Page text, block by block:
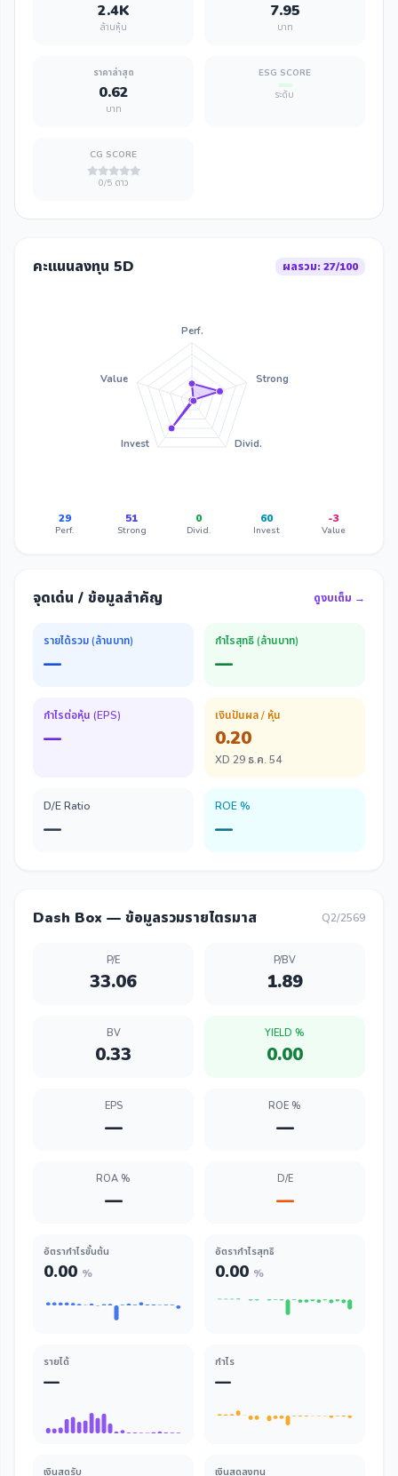
2.4K
ล้านหุ้น
7.95
บาท
ราคาล่าสุด
0.62
บาท
ESG SCORE
ระดับ
CG SCORE
0/5 ดาว
คะแนนลงทุน 5D ผลรวม: 27/100
Perf.
Strong
Divid.
Invest
Value
29
Perf.
51
Strong
0
Divid.
60
Invest
-3
Value
จุดเด่น / ข้อมูลสำคัญ ดูงบเต็ม →
รายได้รวม (ล้านบาท)
—
กำไรสุทธิ (ล้านบาท)
—
กำไรต่อหุ้น (EPS)
—
เงินปันผล / หุ้น
0.20
XD 29 ธ.ค. 54
D/E Ratio
—
ROE %
—
Dash Box — ข้อมูลรวมรายไตรมาส Q2/2569
P/E
33.06
P/BV
1.89
BV
0.33
YIELD %
0.00
EPS
—
ROE %
—
ROA %
—
D/E
—
อัตรากำไรขั้นต้น
0.00 %
อัตรากำไรสุทธิ
0.00 %
รายได้
—
กำไร
—
เงินสดรับ เงินสดลงทุน